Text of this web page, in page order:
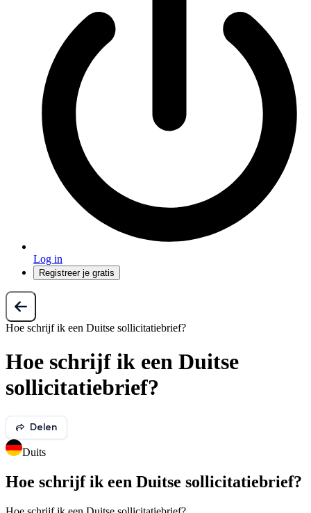
Log in
Registreer je gratis
Hoe schrijf ik een Duitse sollicitatiebrief?
Hoe schrijf ik een Duitse
sollicitatiebrief?
Delen
Duits
Hoe schrijf ik een Duitse sollicitatiebrief?